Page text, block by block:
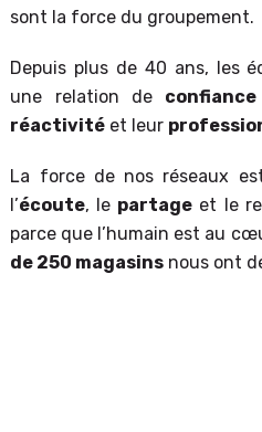
sont la force du groupement.
Depuis plus de 40 ans, les
une relation de confiance
réactivité et leur
La force de nos réseaux
l’écoute, le partage et le
parce que l’humain est au
de 250 magasins nous ont